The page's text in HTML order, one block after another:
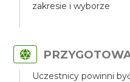
zakresie i wyborze
Uczestnicy powinni